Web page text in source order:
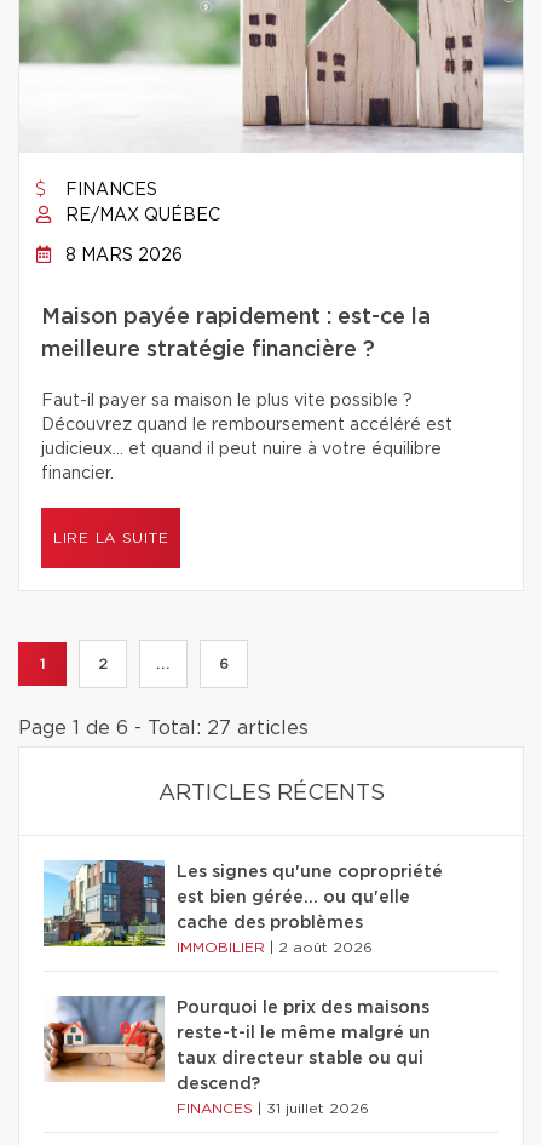
FINANCES
RE/MAX QUÉBEC
8 MARS 2026
Maison payée rapidement : est-ce la
meilleure stratégie financière ?
Faut-il payer sa maison le plus vite possible ?
Découvrez quand le remboursement accéléré est
judicieux… et quand il peut nuire à votre équilibre
financier.
LIRE LA SUITE
1 2 ... 6
Page 1 de 6 - Total: 27 articles
ARTICLES RÉCENTS
Les signes qu'une copropriété
est bien gérée… ou qu'elle
cache des problèmes
IMMOBILIER 2 août 2026
Pourquoi le prix des maisons
reste-t-il le même malgré un
taux directeur stable ou qui
descend?
FINANCES 31 juillet 2026